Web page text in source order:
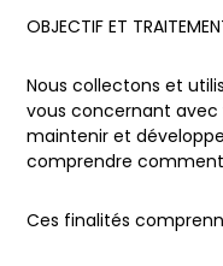
OBJECTIF ET
Nous collectons et
vous concernant
maintenir et
comprendre
Ces finalités